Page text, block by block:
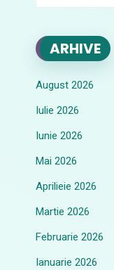
ARHIVE
August 2026
Iulie 2026
Iunie 2026
Mai 2026
Aprilieie 2026
Martie 2026
Februarie 2026
Ianuarie 2026